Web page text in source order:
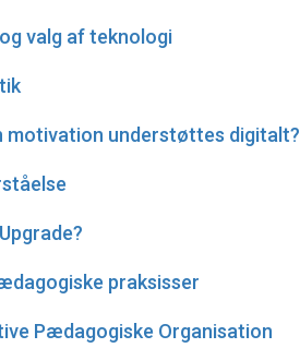
valg af teknologi
motivation understøttes digitalt?
praksisser
Pædagogiske Organisation